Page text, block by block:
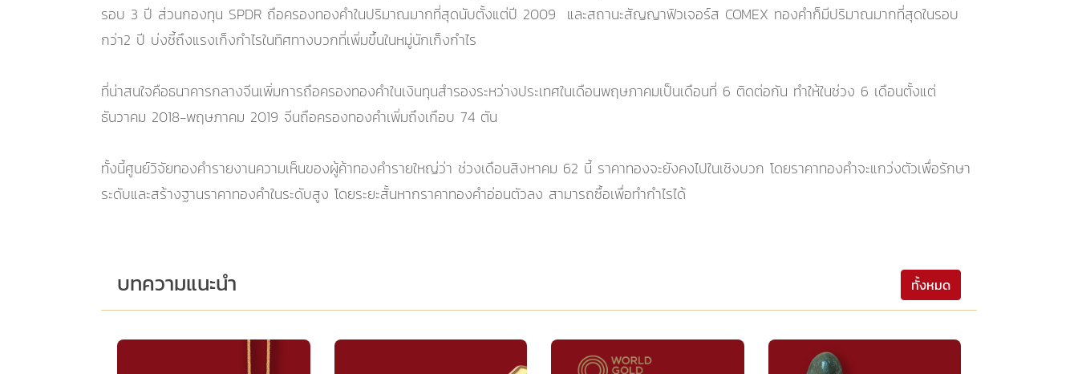
รอบ 3 ปี ส่วนกองทุน SPDR ถือครองทองคำในปริมาณมากที่สุดนับตั้งแต่ปี 2009 และสถานะสัญญาฟิวเจอร์ส COMEX ทองคำก็มีปริมาณมากที่สุดในรอบ
กว่า2 ปี บ่งชี้ถึงแรงเก็งกำไรในทิศทางบวกที่เพิ่มขึ้นในหมู่นักเก็งกำไร
ที่น่าสนใจคือธนาคารกลางจีนเพิ่มการถือครองทองคำในเงินทุนสำรองระหว่างประเทศในเดือนพฤษภาคมเป็นเดือนที่ 6 ติดต่อกัน ทำให้ในช่วง 6 เดือนตั้งแต่
ธันวาคม 2018-พฤษภาคม 2019 จีนถือครองทองคำเพิ่มถึงเกือบ 74 ตัน
ทั้งนี้ศูนย์วิจัยทองคำรายงานความเห็นของผู้ค้าทองคำรายใหญ่ว่า ช่วงเดือนสิงหาคม 62 นี้ ราคาทองจะยังคงไปในเชิงบวก โดยราคาทองคำจะแกว่งตัวเพื่อรักษา
ระดับและสร้างฐานราคาทองคำในระดับสูง โดยระยะสั้นหากราคาทองคำอ่อนตัวลง สามารถซื้อเพื่อทำกำไรได้
บทความแนะนำ ทั้งหมด